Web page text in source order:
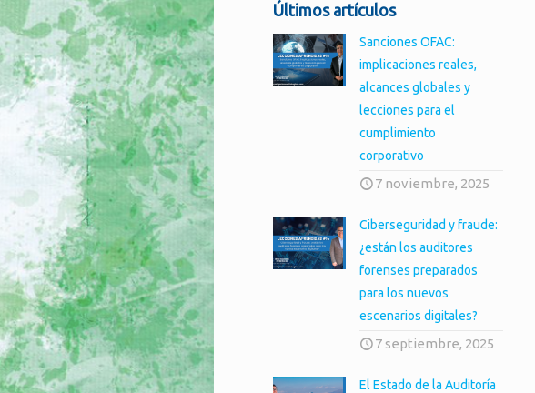
Últimos artículos
Sanciones OFAC:
implicaciones reales,
alcances globales y
lecciones para el
cumplimiento
corporativo
7 noviembre, 2025
Ciberseguridad y fraude:
¿están los auditores
forenses preparados
para los nuevos
escenarios digitales?
7 septiembre, 2025
El Estado de la Auditoría